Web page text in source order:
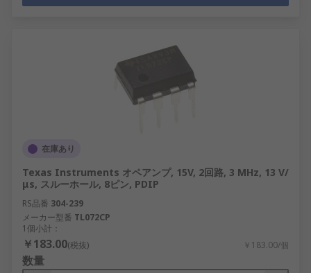
在庫あり
Texas Instruments オペアンプ, 15V, 2回路, 3 MHz, 13 V/
μs, スルーホール, 8ピン, PDIP
RS品番 304-239
メーカー型番 TL072CP
1個小計：
￥183.00(税抜) ￥183.00/個
数量